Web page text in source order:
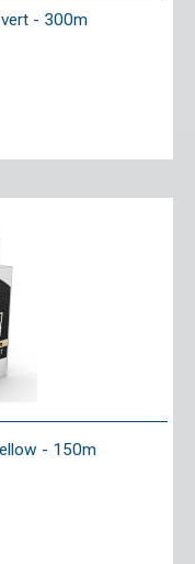
vert - 300m
- 150m